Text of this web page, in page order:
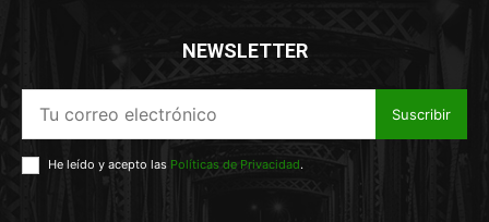
NEWSLETTER
Suscribir
He leído y acepto las Políticas de Privacidad.